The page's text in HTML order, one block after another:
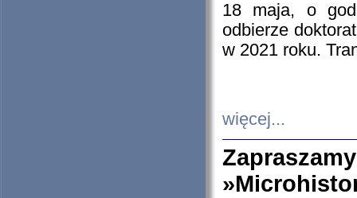
18 maja, o
odbierze
w 2021 roku.
więcej...